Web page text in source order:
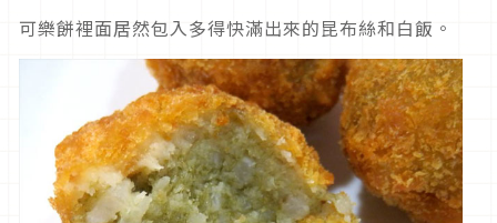
可樂餅裡面居然包入多得快滿出來的昆布絲和白飯。